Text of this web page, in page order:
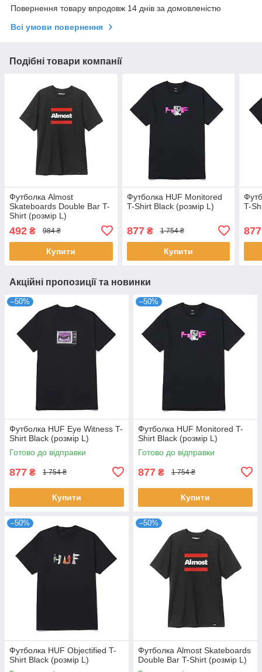
Повернення товару впродовж 14 днів за домовленістю
Всі умови повернення
Подібні товари компанії
Футболка Almost
Skateboards Double Bar T-
Shirt (розмір L)
492 ₴ 984 ₴
Купити
Футболка HUF Monitored
T-Shirt Black (розмір L)
877₴ 1 754 ₴
Купити
T-
877
Акційні пропозиції та новинки
–50%
Футболка HUF Eye Witness T-
Shirt Black (розмір L)
Готово до відправки
877 ₴ 1 754 ₴
Купити
–50%
Футболка HUF Monitored T-
Shirt Black (розмір L)
Готово до відправки
877 ₴ 1 754 ₴
Купити
–50%
Футболка HUF Objectified T-
Shirt Black (розмір L)
–50%
Футболка Almost Skateboards
Double Bar T-Shirt (розмір L)